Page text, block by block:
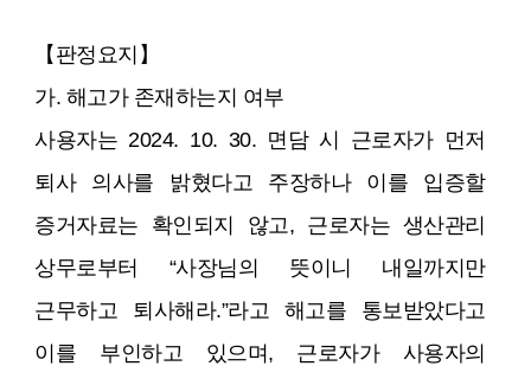
【판정요지】
가. 해고가 존재하는지 여부
사용자는 2024. 10. 30. 면담 시 근로자가 먼저
퇴사 의사를 밝혔다고 주장하나 이를 입증할
증거자료는 확인되지 않고, 근로자는 생산관리
상무로부터 “사장님의 뜻이니 내일까지만
근무하고 퇴사해라.”라고 해고를 통보받았다고
이를 부인하고 있으며, 근로자가 사용자의